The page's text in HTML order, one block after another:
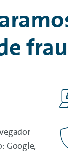
Google,